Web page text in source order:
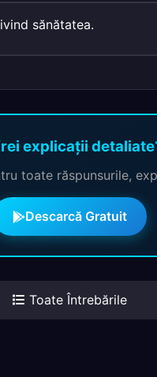
sănătatea.
explicații
toate răspunsurile,
Descarcă Gratuit
Toate Întrebările